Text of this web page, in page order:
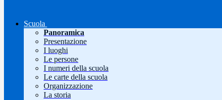
Scuola
Panoramica
Presentazione
I luoghi
Le persone
I numeri della scuola
Le carte della scuola
Organizzazione
La storia